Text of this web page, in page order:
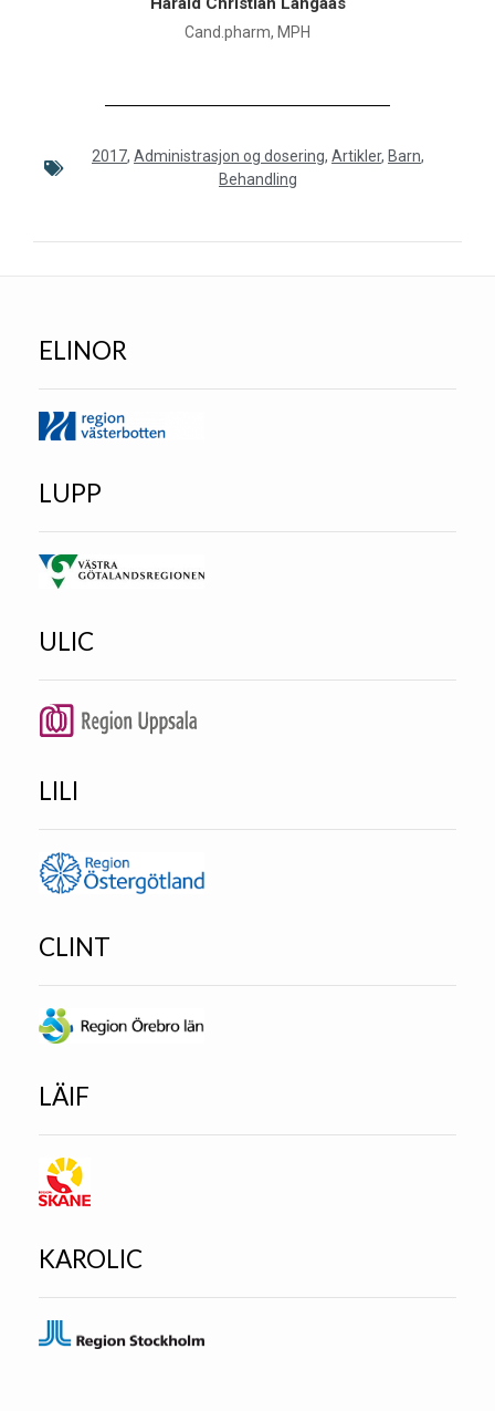
Cand.pharm, MPH
2017, Administrasjon og dosering, Artikler, Barn,
Behandling
ELINOR
LUPP
ULIC
LILI
CLINT
LÄIF
KAROLIC